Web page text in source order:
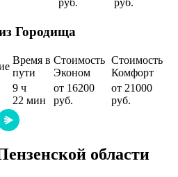
Городища
Время в
пути
Стоимость
Эконом
Стоимость
Комфорт
9 ч
22 мин
от 16200
руб.
от 21000
руб.
области